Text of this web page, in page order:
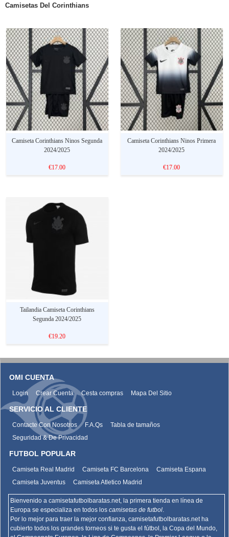
Camisetas Del Corinthians
Camiseta Corinthians Ninos Segunda
2024/2025
€17.00
Camiseta Corinthians Ninos Primera
2024/2025
€17.00
Tailandia Camiseta Corinthians
Segunda 2024/2025
€19.20
OMI CUENTA
Login Crear Cuenta Cesta compras Mapa Del Sitio
SERVICIO AL CLIENTE
Contacte Con Nosotros F.A.Qs
Tabla de tamaños
Seguridad & De Privacidad
FUTBOL POPULAR
Camiseta Real Madrid Camiseta FC Barcelona
Camiseta Espana
Camiseta Juventus
Camiseta Atletico Madrid
Bienvenido a camisetafutbolbaratas.net, la primera tienda en línea de
Europa se especializa en todos los camisetas de futbol.
Por lo mejor para traer la mejor confianza, camisetafutbolbaratas.netha
cubierto todos los grandes torneos si te gusta el fútbol, la Copa del Mundo,